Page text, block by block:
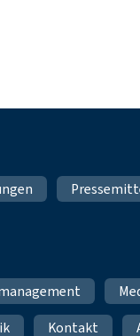
Kontakt